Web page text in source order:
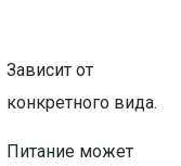
Зависит от
конкретного вида.
Питание может